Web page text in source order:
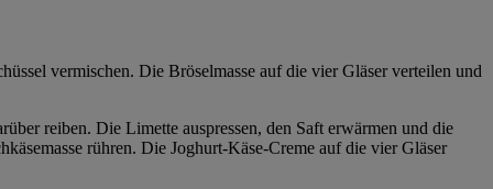
vermischen. Die Bröselmasse auf die vier Gläser verteilen und
reiben. Die Limette auspressen, den Saft erwärmen und die
rühren. Die Joghurt-Käse-Creme auf die vier Gläser